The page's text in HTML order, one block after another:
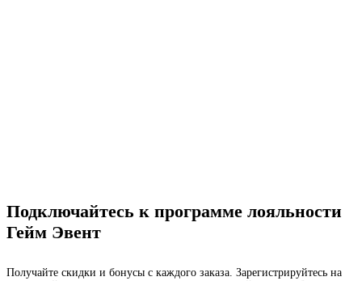
Подключайтесь к программе лояльности
Гейм Эвент
Получайте скидки и бонусы с каждого заказа. Зарегистрируйтесь на